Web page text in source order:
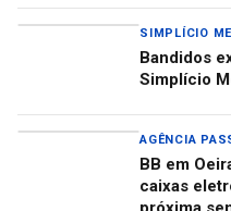
SIMPLÍCIO
Bandidos
Simplício
AGÊNCIA
BB em
caixas